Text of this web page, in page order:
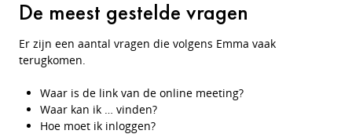
De meest gestelde vragen
Er zijn een aantal vragen die volgens Emma vaak
terugkomen.
Waar is de link van de online meeting?
Waar kan ik … vinden?
Hoe moet ik inloggen?